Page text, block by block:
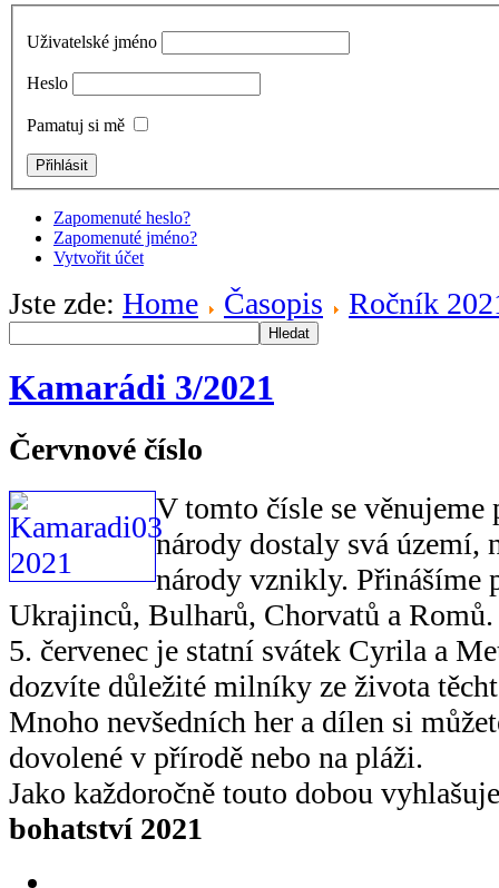
Uživatelské jméno
Heslo
Pamatuj si mě
Zapomenuté heslo?
Zapomenuté jméno?
Vytvořit účet
Jste zde: Home Časopis Ročník
Hledat
Kamarádi 3/2021
Červnové číslo
V tomto čísle se věnujeme
národy dostaly svá území,
národy vznikly. Přinášíme
Ukrajinců, Bulharů, Chorvatů a Romů.
5. červenec je statní svátek Cyrila a
dozvíte důležité milníky ze života
Mnoho nevšedních her a dílen si
dovolené v přírodě nebo na pláži.
Jako každoročně touto dobou
bohatství 2021